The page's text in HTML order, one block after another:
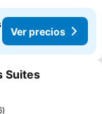
Ver precios
Suites